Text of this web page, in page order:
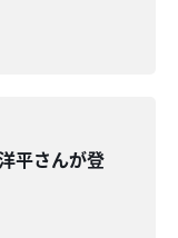
平さんが登